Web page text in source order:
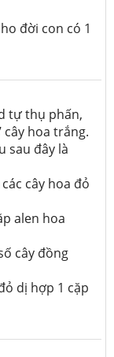
đời con có 1
tự thụ phấn,
cây hoa trắng.
sau đây là
cây hoa đỏ
alen hoa
cây đồng
dị hợp 1 cặp